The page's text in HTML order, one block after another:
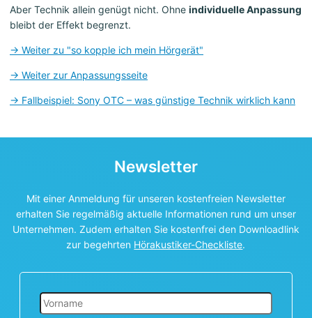
Aber Technik allein genügt nicht. Ohne individuelle Anpassung
bleibt der Effekt begrenzt.
→ Weiter zu "so kopple ich mein Hörgerät"
→ Weiter zur Anpassungsseite
→ Fallbeispiel: Sony OTC – was günstige Technik wirklich kann
Newsletter
Mit einer Anmeldung für unseren kostenfreien Newsletter
erhalten Sie regelmäßig aktuelle Informationen rund um unser
Unternehmen. Zudem erhalten Sie kostenfrei den Downloadlink
zur begehrten Hörakustiker-Checkliste.